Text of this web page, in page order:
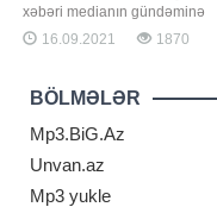
xəbəri medianın gündəminə
çevrildi. Bütün dünyanı
alan bu xəstəliyə yoluxub
ki, gözlənilməz şəkildə həyatını
itirən sənətkarlar da oldu. Belə
məqamda həmin sənətçilərin
xəstəlikdən öncə peyvən
16.09.2021 1870
BÖLMƏLƏR
Mp3.BiG.Az
Unvan.az
Mp3 yukle